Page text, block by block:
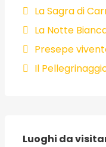
La Sagra di
La Notte
Presepe
Il
Luoghi da